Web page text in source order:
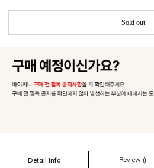
Sold out
Detail info Review ()